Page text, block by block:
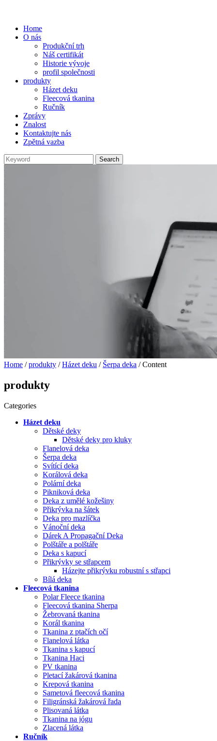
Home
O nás
Produkční trh
Náš certifikát
Historie vývoje
profil společnosti
produkty
Házet deku
Fleecová tkanina
Ručník
Zprávy
Znalost
Kontaktujte nás
Zpětná vazba
Home /produkty /Házet deku / Šerpa deka / Content
produkty
Categories
Házet deku
Dětské deky
Dětské deky pro kluky
Flanelová deka
Šerpa deka
Svítící deka
Korálová deka
Polární deka
Pikniková deka
Deka z umělé kožešiny
Přikrývka na šátek
Deka pro mazlíčka
Vánoční deka
Dárek A Propagační Deka
Polštáře a polštáře
Deka s kapucí
Přikrývky se střapcem
Házejte přikrývku robustní s střapci
Bílá deka
Fleecová tkanina
Polar Fleece tkanina
Fleecová tkanina Sherpa
Žebrovaná tkanina
Korál tkanina
Tkanina z ptačích očí
Flanelová látka
Tkanina s kapucí
Tkanina Haci
PV tkanina
Pletací žakárová tkanina
Krepová tkanina
Sametová fleecová tkanina
Filigránská žakárová řada
Plisovaná látka
Tkanina na jógu
Zlacená látka
Ručník